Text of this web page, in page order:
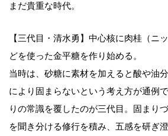
まだ貴重な時代。
【三代目・清水勇】中心核に肉桂（ニ
どを使った金平糖を作り始める。
当時は、砂糖に素材を加えると酸や油
により固まらないという考え方が通例
りの常識を覆したのが三代目。固まり
を聞き分ける修行を積み、五感を研ぎ